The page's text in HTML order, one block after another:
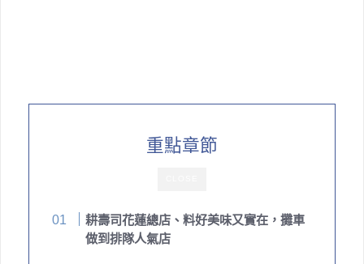
重點章節
耕壽司花蓮總店、料好美味又實在，攤車
做到排隊人氣店